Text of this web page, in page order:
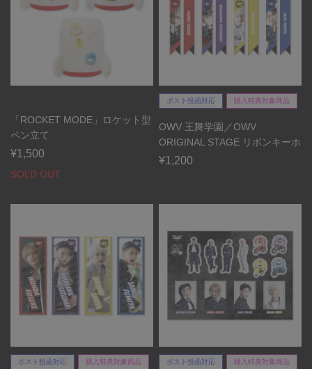
「ROCKET MODE」ロケット型
ペン立て
¥1,500
SOLD OUT
ポスト投函対応 購入特典対象商品
OWV 王舞学園／OWV
ORIGINAL STAGE リボンキーホ
ルダー
¥1,200
ポスト投函対応 購入特典対象商品 ポスト投函対応 購入特典対象商品